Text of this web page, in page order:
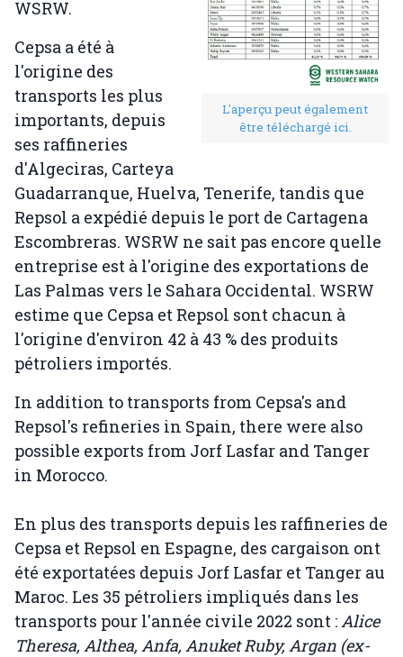
L'aperçu peut également
être téléchargé ici.
WSRW.
Cepsa a été à
l'origine des
transports les plus
importants, depuis
ses raffineries
d'Algeciras, Carteya
Guadarranque, Huelva, Tenerife, tandis que
Repsol a expédié depuis le port de Cartagena
Escombreras. WSRW ne sait pas encore quelle
entreprise est à l'origine des exportations de
Las Palmas vers le Sahara Occidental. WSRW
estime que Cepsa et Repsol sont chacun à
l'origine d'environ 42 à 43 % des produits
pétroliers importés.
In addition to transports from Cepsa's and
Repsol's refineries in Spain, there were also
possible exports from Jorf Lasfar and Tanger
in Morocco.
En plus des transports depuis les raffineries de
Cepsa et Repsol en Espagne, des cargaison ont
été exportatées depuis Jorf Lasfar et Tanger au
Maroc. Les 35 pétroliers impliqués dans les
transports pour l'année civile 2022 sont :Alice
Theresa, Althea, Anfa, Anuket Ruby, Argan (ex-